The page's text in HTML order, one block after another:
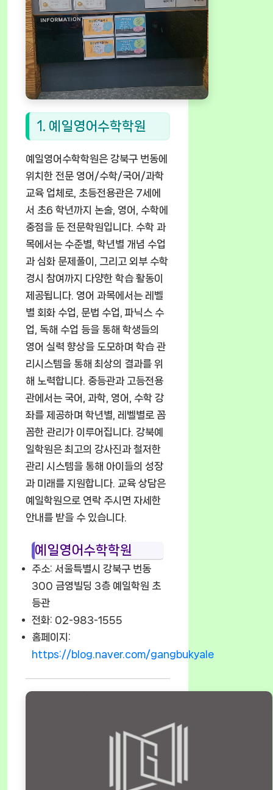
1. 예일영어수학학원
예일영어수학학원은 강북구 번동에
위치한 전문 영어/수학/국어/과학
교육 업체로, 초등전용관은 7세에
서 초6 학년까지 논술, 영어, 수학에
중점을 둔 전문학원입니다. 수학 과
목에서는 수준별, 학년별 개념 수업
과 심화 문제풀이, 그리고 외부 수학
경시 참여까지 다양한 학습 활동이
제공됩니다. 영어 과목에서는 레벨
별 회화 수업, 문법 수업, 파닉스 수
업, 독해 수업 등을 통해 학생들의
영어 실력 향상을 도모하며 학습 관
리시스템을 통해 최상의 결과를 위
해 노력합니다. 중등관과 고등전용
관에서는 국어, 과학, 영어, 수학 강
좌를 제공하며 학년별, 레벨별로 꼼
꼼한 관리가 이루어집니다. 강북예
일학원은 최고의 강사진과 철저한
관리 시스템을 통해 아이들의 성장
과 미래를 지원합니다. 교육 상담은
예일학원으로 연락 주시면 자세한
안내를 받을 수 있습니다.
예일영어수학학원
주소: 서울특별시 강북구 번동
300 금영빌딩 3층 예일학원 초
등관
전화: 02-983-1555
홈페이지:
https://blog.naver.com/gangbukyale